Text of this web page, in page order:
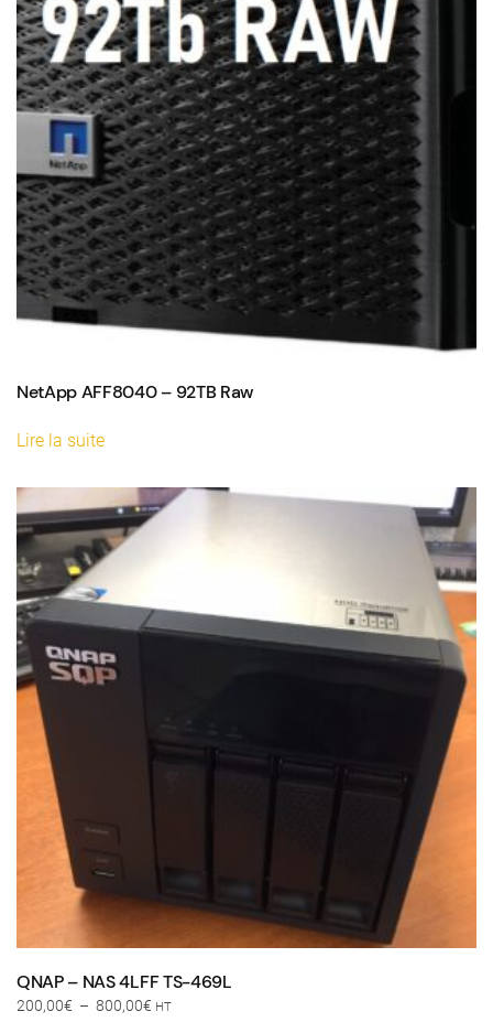
NetApp AFF8040 – 92TB Raw
Lire la suite
QNAP – NAS 4LFF TS-469L
200,00€ – 800,00€ Plage
HT